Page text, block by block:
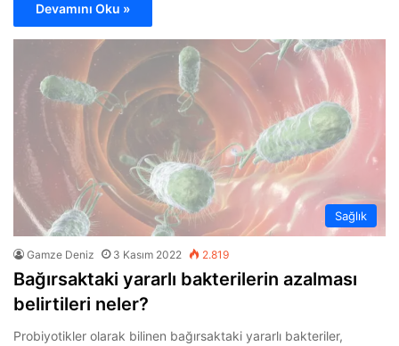
Devamını Oku »
Sağlık
Gamze Deniz 3 Kasım 2022 2.819
Bağırsaktaki yararlı bakterilerin azalması
belirtileri neler?
Probiyotikler olarak bilinen bağırsaktaki yararlı bakteriler,